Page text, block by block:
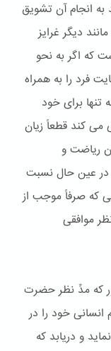
انجام آن تشویق
دیگر غرایز
که اگر به نحو
فرد را به همراه
تنها برای خود
کند قطعاً زیان
ریاضت و
در عین حال نسبت
که صرفاً موجب از
موافقی
که مدِّ نظر حضرت
انسانی خود را در
و دریابد که